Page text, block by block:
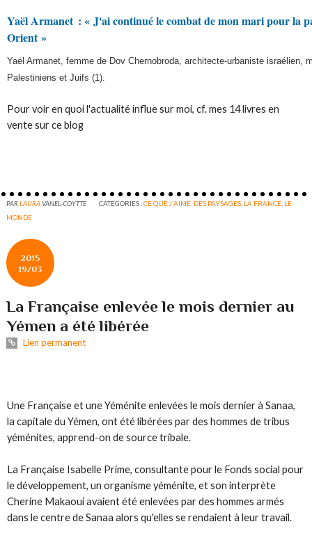
Yaël Armanet : « J'ai continué le combat de mon mari pour la
Orient »
Yaël Armanet, femme de Dov Chernobroda, architecte-urbaniste israélien,
Palestiniens et Juifs (1).
Pour voir en quoi l'actualité influe sur moi, cf. mes 14 livres en
vente sur ce blog
PARLAURAVANEL-COYTTE CATÉGORIES :CE QUE J'AIME. DES PAYSAGES LA FRANCE LE
MONDE
2015
19/03
La Française enlevée le mois dernier au
Yémen a été libérée
Lien permanent
Une Française et une Yéménite enlevées le mois dernier à Sanaa,
la capitale du Yémen, ont été libérées par des hommes de tribus
yéménites, apprend-on de source tribale.
La Française Isabelle Prime, consultante pour le Fonds social pour
le développement, un organisme yéménite, et son interprète
Cherine Makaoui avaient été enlevées par des hommes armés
dans le centre de Sanaa alors qu'elles se rendaient à leur travail.